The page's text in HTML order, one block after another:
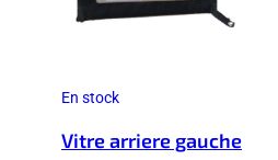
En stock
Vitre arriere gauche